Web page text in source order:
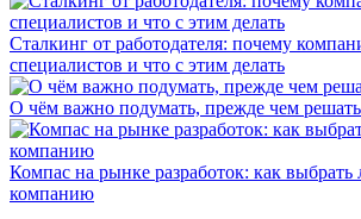
Сталкинг от работодателя: почему
специалистов и что с этим делать
О чём важно подумать, прежде чем
Компас на рынке разработок: как
компанию